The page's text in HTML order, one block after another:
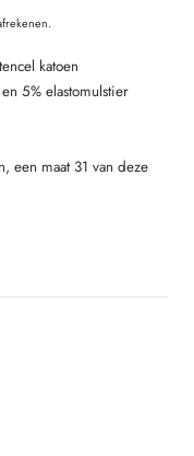
katoen
5% elastomulstier
een maat 31 van deze